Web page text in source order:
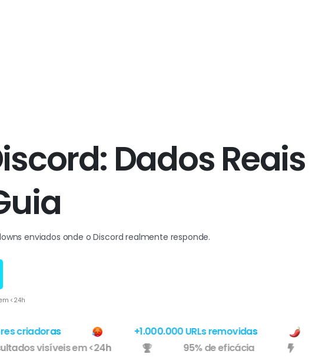
iscord: DadosReais
uia
enviados onde o Discord realmente responde.
<24h
criadoras +1.000.000 URLs removidas
Resultados visíveis em <24h 95% de eficácia